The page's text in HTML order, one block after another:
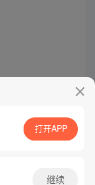
打开APP
继续
5